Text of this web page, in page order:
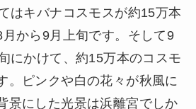
はキバナコスモスが約15万本
から9月上旬です。そして9
にかけて、約15万本のコスモ
。ピンクや白の花々が秋風に
景にした光景は浜離宮でしか